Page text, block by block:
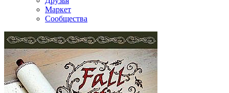
Маркет
Сообщества